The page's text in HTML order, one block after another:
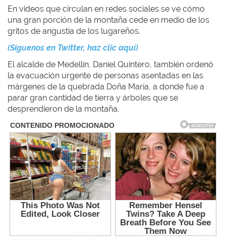
En videos que circulan en redes sociales se ve cómo
una gran porción de la montaña cede en medio de los
gritos de angustia de los lugareños.
(Síguenos en Twitter, haz clic aquí)
El alcalde de Medellín, Daniel Quintero, también ordenó
la evacuación urgente de personas asentadas en las
márgenes de la quebrada Doña María, a donde fue a
parar gran cantidad de tierra y árboles que se
desprendieron de la montaña.